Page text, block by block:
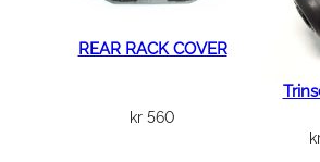
REAR RACK COVER
kr 560